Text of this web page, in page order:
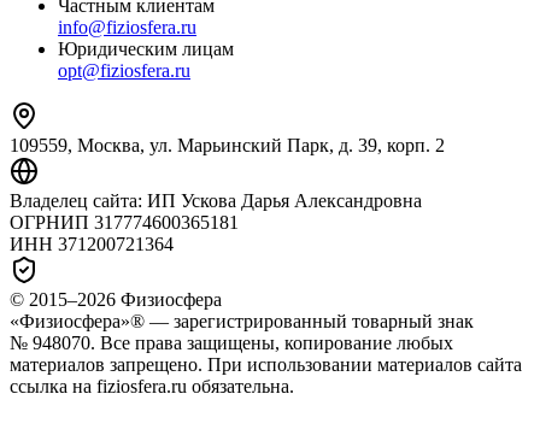
Частным клиентам
info@fiziosfera.ru
Юридическим лицам
opt@fiziosfera.ru
109559, Москва, ул. Марьинский Парк, д. 39, корп. 2
Владелец сайта: ИП Ускова Дарья Александровна
ОГРНИП 317774600365181
ИНН 371200721364
© 2015–2026 Физиосфера
«Физиосфера»® — зарегистрированный товарный знак
№ 948070. Все права защищены, копирование любых
материалов запрещено. При использовании материалов сайта
ссылка на fiziosfera.ru обязательна.